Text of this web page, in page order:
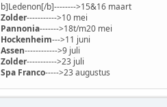
b]Ledenon[/b]-------->15&16 maart
Zolder----------->10 mei
Pannonia------->18t/m20 mei
Hockenheim--->11 juni
Assen------------>9 juli
Zolder----------->23 juli
Spa Franco----->23 augustus